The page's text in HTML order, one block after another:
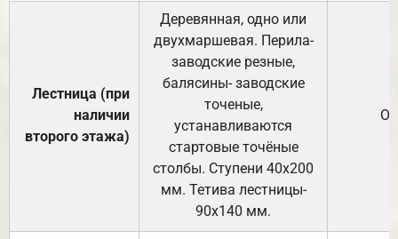
Лестница (при
наличии
второго этажа)
Деревянная, одно или
двухмаршевая. Перила-
заводские резные,
балясины- заводские
точеные,
устанавливаются
стартовые точёные
столбы. Ступени 40х200
мм. Тетива лестницы-
90х140 мм.